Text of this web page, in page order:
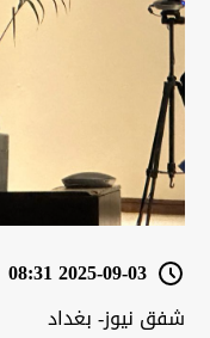
2025-09-03 08:31
شفق نيوز- بغداد